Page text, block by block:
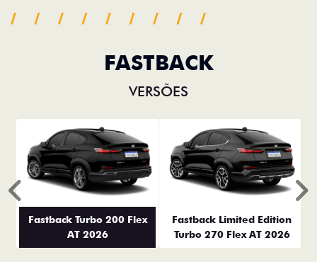
FASTBACK
VERSÕES
Fastback Turbo 200 Flex
AT 2026
Fastback Limited Edition
Turbo 270 Flex AT 2026
Anterior